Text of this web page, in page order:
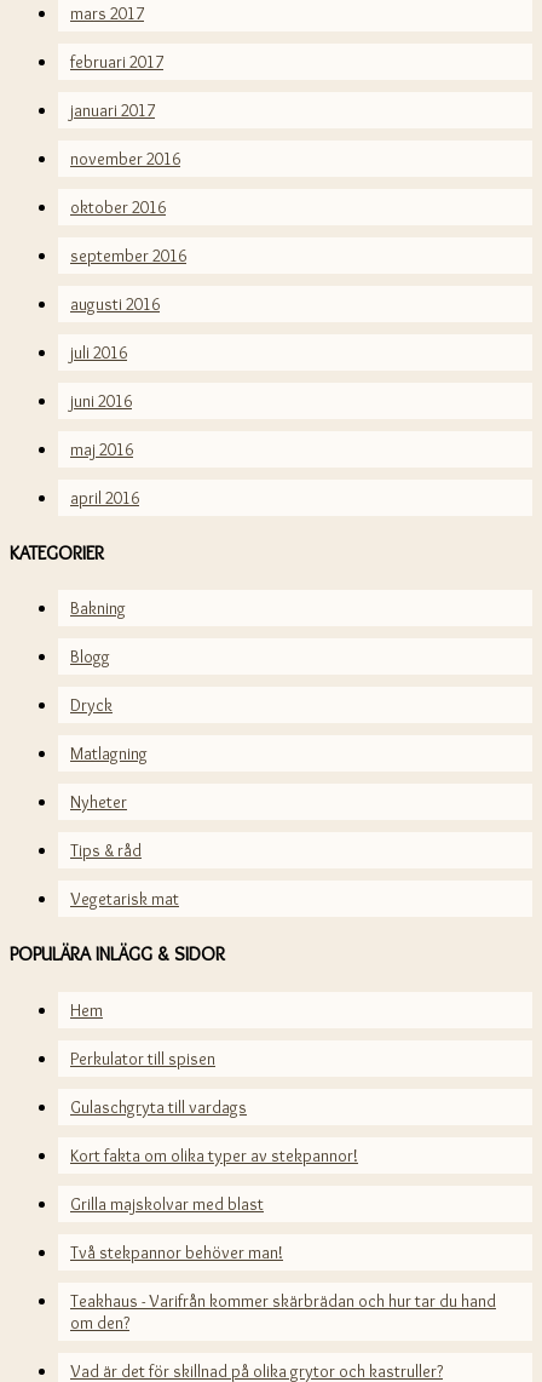
mars 2017
februari 2017
januari 2017
november 2016
oktober 2016
september 2016
augusti 2016
juli 2016
juni 2016
maj 2016
april 2016
KATEGORIER
Bakning
Blogg
Dryck
Matlagning
Nyheter
Tips & råd
Vegetarisk mat
POPULÄRA INLÄGG & SIDOR
Hem
Perkulator till spisen
Gulaschgryta till vardags
Kort fakta om olika typer av stekpannor!
Grilla majskolvar med blast
Två stekpannor behöver man!
Teakhaus - Varifrån kommer skärbrädan och hur tar du hand
om den?
Vad är det för skillnad på olika grytor och kastruller?